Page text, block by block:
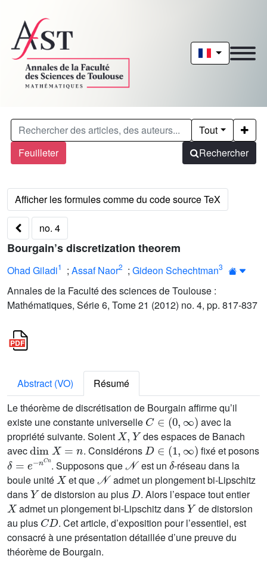
Feuilleter
Tout
Rechercher
no. 4
Bourgain’s discretization theorem
Ohad Giladi1 ; Assaf Naor2 ; Gideon Schechtman3
Annales de la Faculté des sciences de Toulouse :
Mathématiques, Série 6, Tome 21 (2012) no. 4, pp. 817-837
Abstract (VO)
Résumé
Le théorème de discrétisation de Bourgain affirme qu’il
existe une constante universelle
C∈(0,∞)
avec la
propriété suivante. Soient
X,Y
des espaces de Banach
avec
dimX=n
. Considérons
D∈(1,∞)
fixé et posons
δ=e-
nCn
. Supposons que
𝒩
est un
δ
-réseau dans la
boule unité
X
et que
𝒩
admet un plongement bi-Lipschitz
dans
Y
de distorsion au plus
D
. Alors l’espace tout entier
X
admet un plongement bi-Lipschitz dans
Y
de distorsion
au plus
CD
. Cet article, d’exposition pour l’essentiel, est
consacré à une présentation détaillée d’une preuve du
théorème de Bourgain.